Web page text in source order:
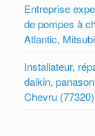
Entreprise
de pompes à
Atlantic,
Installateur,
daikin,
Chevru (77320)